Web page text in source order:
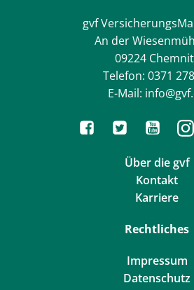
gvf
An der
09224
Telefon: 0371
E-Mail:
Über die gvf
Kontakt
Karriere
Rechtliches
Impressum
Datenschutz